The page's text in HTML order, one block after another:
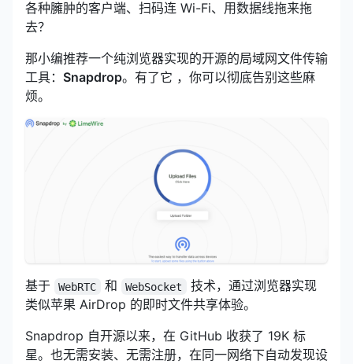
各种臃肿的客户端、扫码连 Wi-Fi、用数据线拖来拖
去？
那小编推荐一个纯浏览器实现的开源的局域网文件传输
工具： Snapdrop。有了它 ，你可以彻底告别这些麻
烦。
基于 WebRTC 和 WebSocket
技术，通过浏览器实现
类似苹果 AirDrop 的即时文件共享体验。
Snapdrop 自开源以来，在 GitHub 收获了 19K 标
星。也无需安装、无需注册，在同一网络下自动发现设